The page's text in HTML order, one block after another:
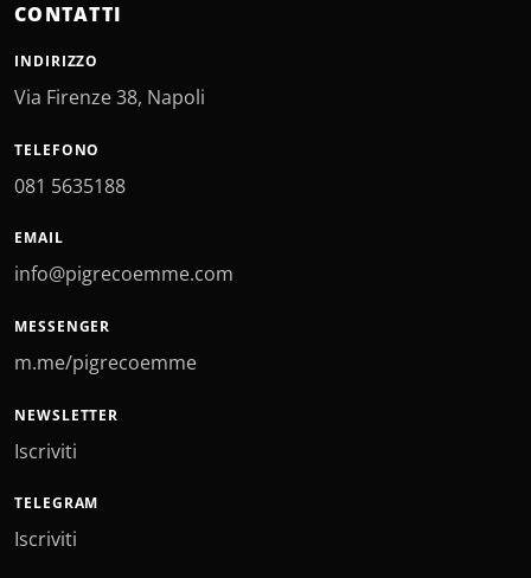
CONTATTI
INDIRIZZO
Via Firenze 38, Napoli
TELEFONO
081 5635188
EMAIL
info@pigrecoemme.com
MESSENGER
m.me/pigrecoemme
NEWSLETTER
Iscriviti
TELEGRAM
Iscriviti